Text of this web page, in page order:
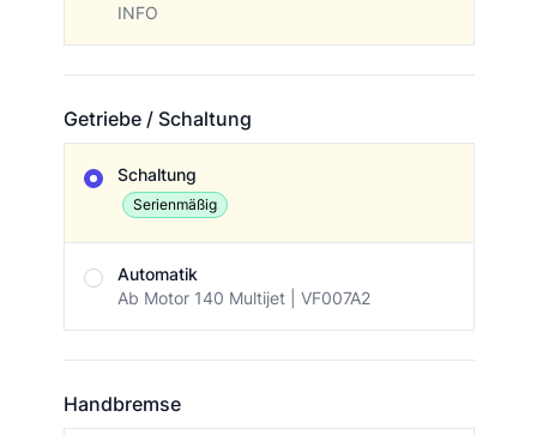
INFO
Getriebe / Schaltung
Schaltung
Serienmäßig
Automatik
Ab Motor 140 Multijet | VF007A2
Handbremse